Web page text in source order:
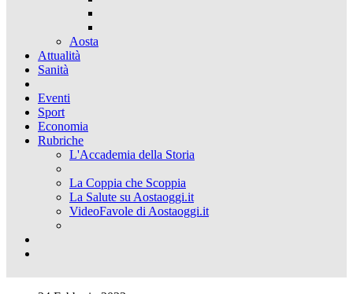
Aosta
Attualità
Sanità
Eventi
Sport
Economia
Rubriche
L'Accademia della Storia
La Coppia che Scoppia
La Salute su Aostaoggi.it
VideoFavole di Aostaoggi.it